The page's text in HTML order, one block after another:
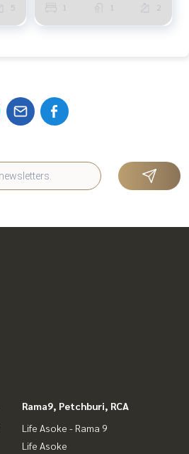
5 1 1 2
Rama9, Petchburi, RCA
Life Asoke - Rama 9
Life Asoke